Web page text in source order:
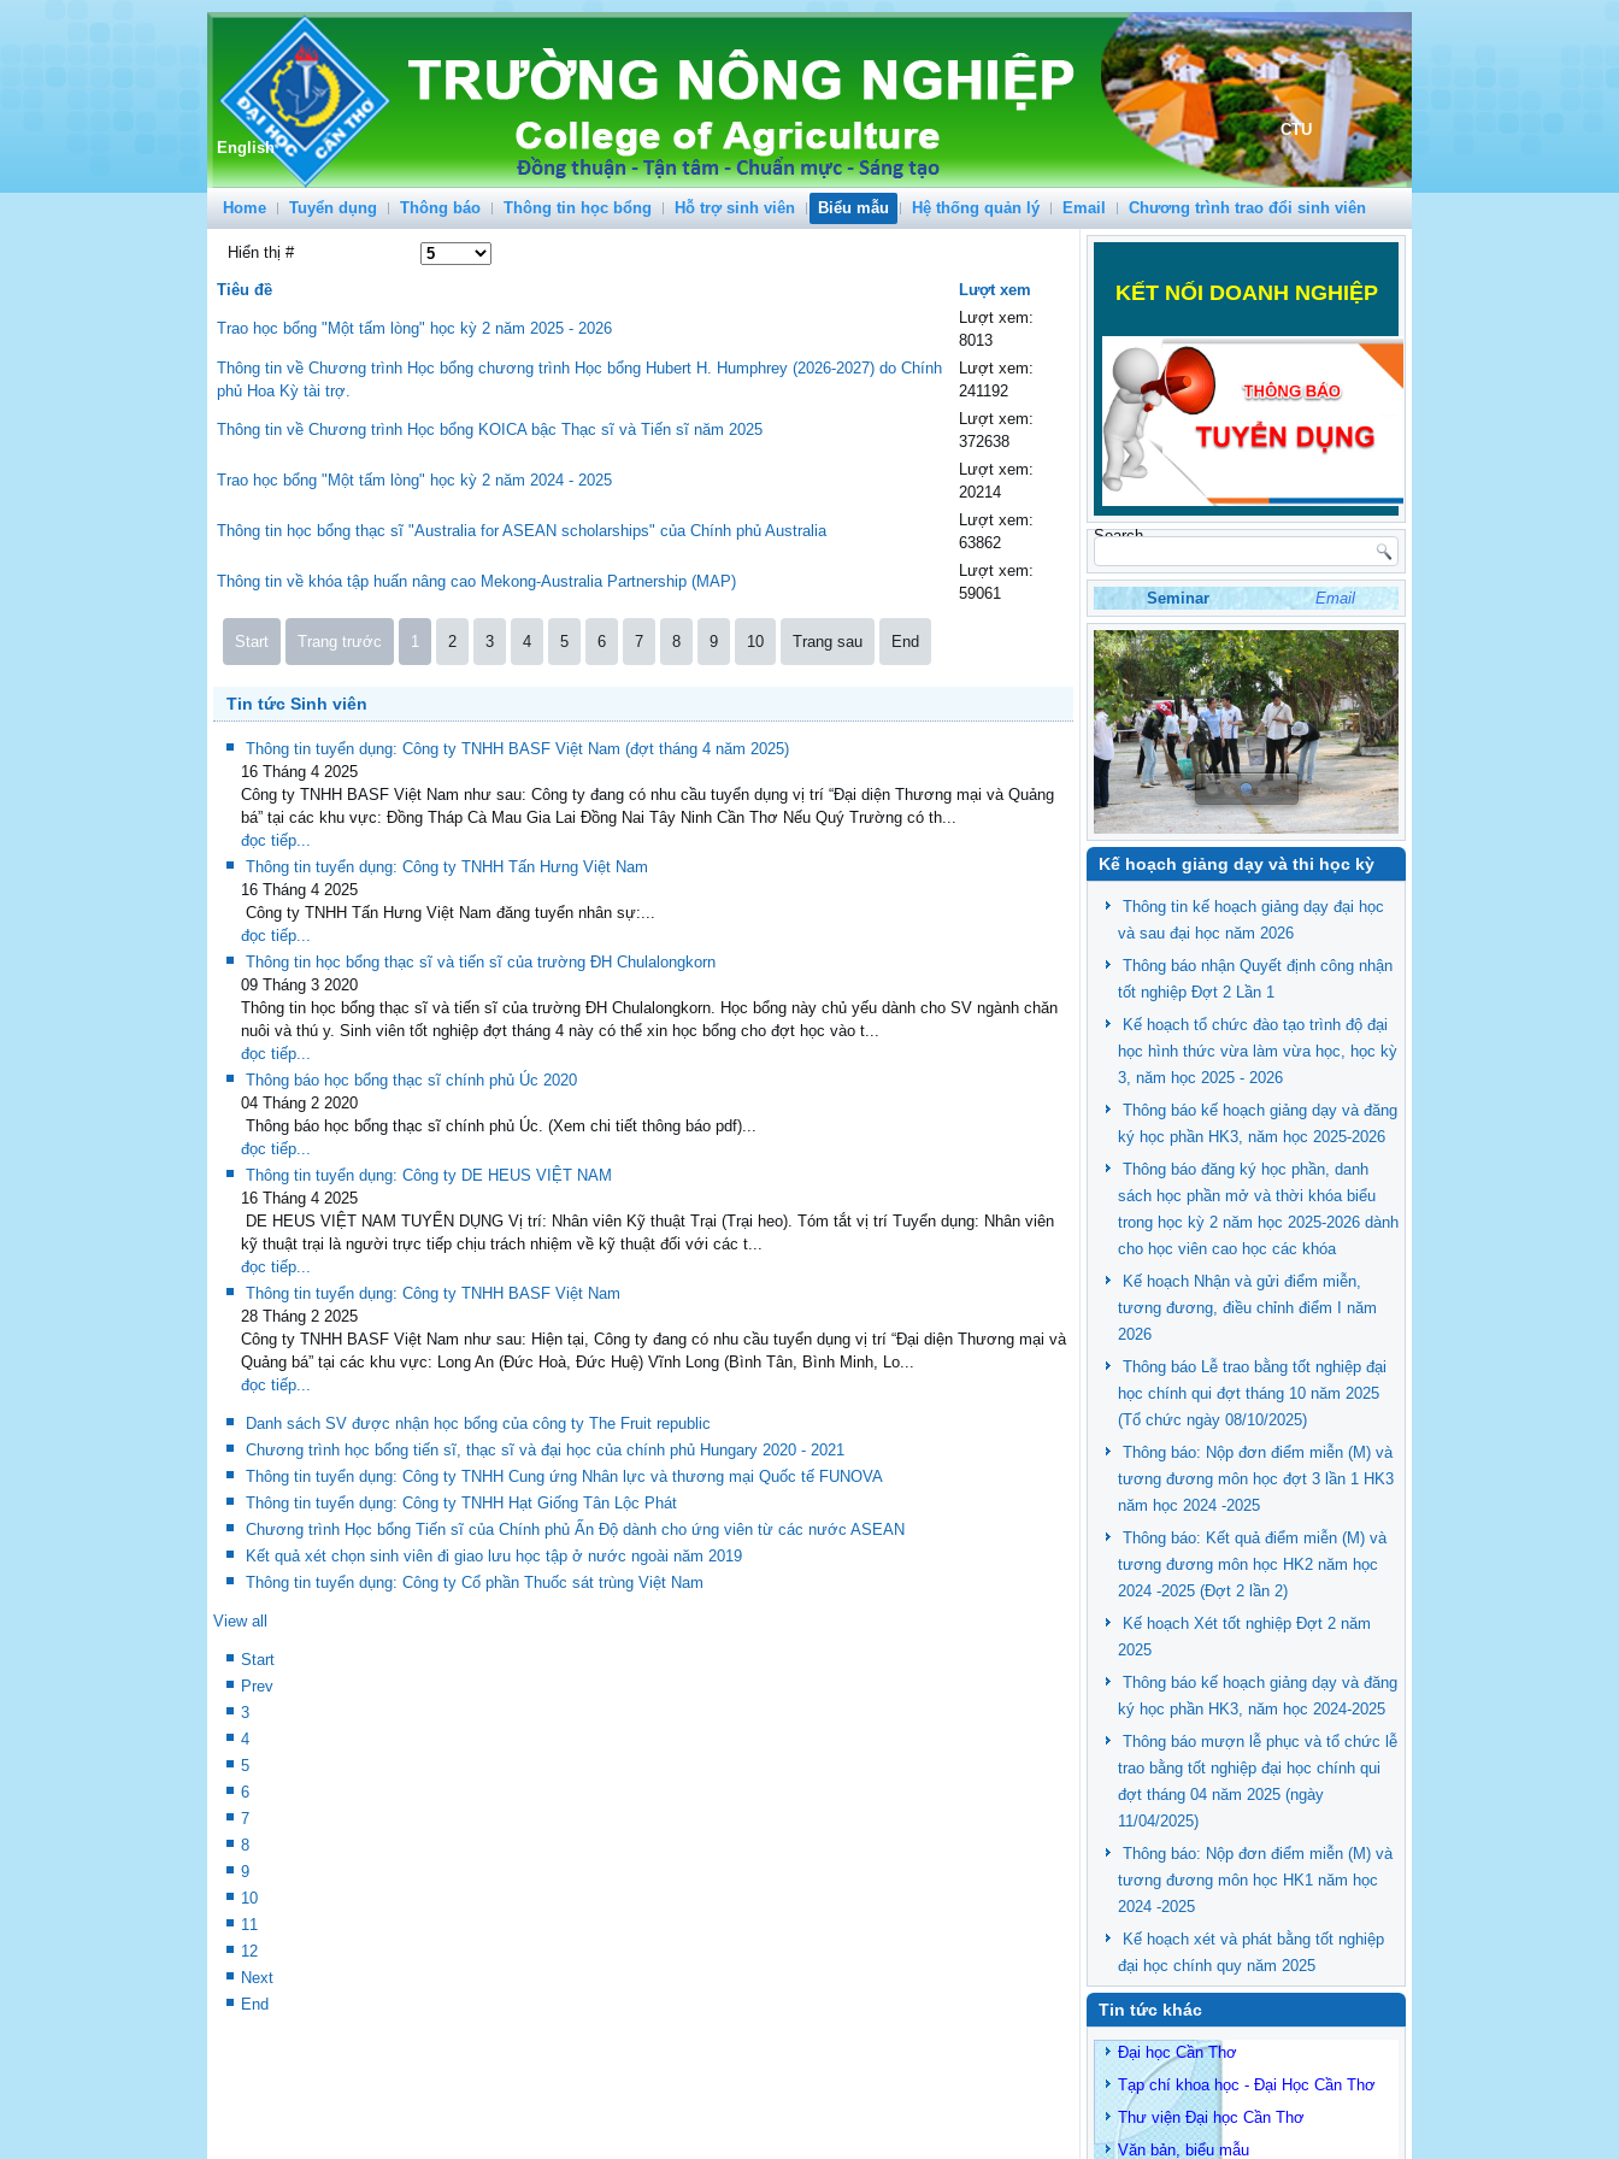
CTU
English
Home Tuyển dụng Thông báo Thông tin học bổng Hỗ trợ sinh viên Biểu mẫu Hệ thống quản lý Email Chương trình trao đổi sinh viên
Hiển thị #
Tiêu đề Lượt xem
Trao học bổng "Một tấm lòng" học kỳ 2 năm 2025 - 2026
Lượt xem:
8013
Thông tin về Chương trình Học bổng chương trình Học bổng Hubert H. Humphrey (2026-2027) do Chính
phủ Hoa Kỳ tài trợ.
Lượt xem:
241192
Thông tin về Chương trình Học bổng KOICA bậc Thạc sĩ và Tiến sĩ năm 2025
Lượt xem:
372638
Trao học bổng "Một tấm lòng" học kỳ 2 năm 2024 - 2025
Lượt xem:
20214
Thông tin học bổng thạc sĩ "Australia for ASEAN scholarships" của Chính phủ Australia
Lượt xem:
63862
Thông tin về khóa tập huấn nâng cao Mekong-Australia Partnership (MAP)
Lượt xem:
59061
Start Trang trước 1 2 3 4 5 6 7 8 9 10 Trang sau End
Tin tức Sinh viên
Thông tin tuyển dụng: Công ty TNHH BASF Việt Nam (đợt tháng 4 năm 2025)
16 Tháng 4 2025
Công ty TNHH BASF Việt Nam như sau: Công ty đang có nhu cầu tuyển dụng vị trí “Đại diện Thương mại và Quảng
bá” tại các khu vực: Đồng Tháp Cà Mau Gia Lai Đồng Nai Tây Ninh Cần Thơ Nếu Quý Trường có th...
đọc tiếp...
Thông tin tuyển dụng: Công ty TNHH Tấn Hưng Việt Nam
16 Tháng 4 2025
Công ty TNHH Tấn Hưng Việt Nam đăng tuyển nhân sự:...
đọc tiếp...
Thông tin học bổng thạc sĩ và tiến sĩ của trường ĐH Chulalongkorn
09 Tháng 3 2020
Thông tin học bổng thạc sĩ và tiến sĩ của trường ĐH Chulalongkorn. Học bổng này chủ yếu dành cho SV ngành chăn
nuôi và thú y. Sinh viên tốt nghiệp đợt tháng 4 này có thể xin học bổng cho đợt học vào t...
đọc tiếp...
Thông báo học bổng thạc sĩ chính phủ Úc 2020
04 Tháng 2 2020
Thông báo học bổng thạc sĩ chính phủ Úc. (Xem chi tiết thông báo pdf)...
đọc tiếp...
Thông tin tuyển dụng: Công ty DE HEUS VIỆT NAM
16 Tháng 4 2025
DE HEUS VIỆT NAM TUYỂN DỤNG Vị trí: Nhân viên Kỹ thuật Trại (Trại heo). Tóm tắt vị trí Tuyển dụng: Nhân viên
kỹ thuật trại là người trực tiếp chịu trách nhiệm về kỹ thuật đối với các t...
đọc tiếp...
Thông tin tuyển dụng: Công ty TNHH BASF Việt Nam
28 Tháng 2 2025
Công ty TNHH BASF Việt Nam như sau: Hiện tại, Công ty đang có nhu cầu tuyển dụng vị trí “Đại diện Thương mại và
Quảng bá” tại các khu vực: Long An (Đức Hoà, Đức Huệ) Vĩnh Long (Bình Tân, Bình Minh, Lo...
đọc tiếp...
Danh sách SV được nhận học bổng của công ty The Fruit republic
Chương trình học bổng tiến sĩ, thạc sĩ và đại học của chính phủ Hungary 2020 - 2021
Thông tin tuyển dụng: Công ty TNHH Cung ứng Nhân lực và thương mại Quốc tế FUNOVA
Thông tin tuyển dụng: Công ty TNHH Hạt Giống Tân Lộc Phát
Chương trình Học bổng Tiến sĩ của Chính phủ Ấn Độ dành cho ứng viên từ các nước ASEAN
Kết quả xét chọn sinh viên đi giao lưu học tập ở nước ngoài năm 2019
Thông tin tuyển dụng: Công ty Cổ phần Thuốc sát trùng Việt Nam
View all
Start
Prev
3
4
5
6
7
8
9
10
11
12
Next
End
KẾT NỐI DOANH NGHIỆP
Search
Seminar Email
Kế hoạch giảng dạy và thi học kỳ
Thông tin kế hoạch giảng dạy đại học
và sau đại học năm 2026
Thông báo nhận Quyết định công nhận
tốt nghiệp Đợt 2 Lần 1
Kế hoạch tổ chức đào tạo trình độ đại
học hình thức vừa làm vừa học, học kỳ
3, năm học 2025 - 2026
Thông báo kế hoạch giảng dạy và đăng
ký học phần HK3, năm học 2025-2026
Thông báo đăng ký học phần, danh
sách học phần mở và thời khóa biểu
trong học kỳ 2 năm học 2025-2026 dành
cho học viên cao học các khóa
Kế hoạch Nhận và gửi điểm miễn,
tương đương, điều chỉnh điểm I năm
2026
Thông báo Lễ trao bằng tốt nghiệp đại
học chính qui đợt tháng 10 năm 2025
(Tổ chức ngày 08/10/2025)
Thông báo: Nộp đơn điểm miễn (M) và
tương đương môn học đợt 3 lần 1 HK3
năm học 2024 -2025
Thông báo: Kết quả điểm miễn (M) và
tương đương môn học HK2 năm học
2024 -2025 (Đợt 2 lần 2)
Kế hoạch Xét tốt nghiệp Đợt 2 năm
2025
Thông báo kế hoạch giảng dạy và đăng
ký học phần HK3, năm học 2024-2025
Thông báo mượn lễ phục và tổ chức lễ
trao bằng tốt nghiệp đại học chính qui
đợt tháng 04 năm 2025 (ngày
11/04/2025)
Thông báo: Nộp đơn điểm miễn (M) và
tương đương môn học HK1 năm học
2024 -2025
Kế hoạch xét và phát bằng tốt nghiệp
đại học chính quy năm 2025
Tin tức khác
Đại học Cần Thơ
Tạp chí khoa học - Đại Học Cần Thơ
Thư viện Đại học Cần Thơ
Văn bản, biểu mẫu